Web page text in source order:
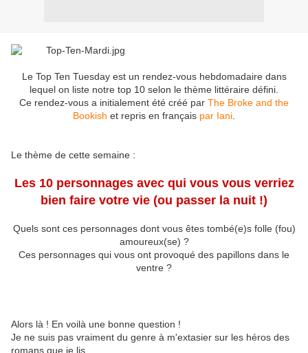
Le Top Ten Tuesday est un rendez-vous hebdomadaire dans
lequel on liste notre top 10 selon le thème littéraire défini.
Ce rendez-vous a initialement été créé par The Broke and the
Bookish et repris en français par Iani
Le thème de cette semaine :
Les 10 personnages avec qui vous vous verriez
bien faire votre vie (ou passer la nuit !)
Quels sont ces personnages dont vous êtes tombé(e)s folle (fou)
amoureux(se) ?
Ces personnages qui vous ont provoqué des papillons dans le
ventre ?
Alors là ! En voilà une bonne question !
Je ne suis pas vraiment du genre à m'extasier sur les héros des
romans que je lis.